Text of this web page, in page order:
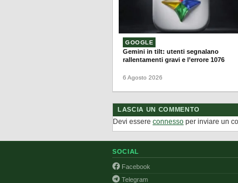
GOOGLE
Gemini in tilt: utenti segnalano
rallentamenti gravi e l’errore 1076
6 Agosto 2026
LASCIA UN COMMENTO
Devi essere connesso per inviare un
SOCIAL
Facebook
Telegram